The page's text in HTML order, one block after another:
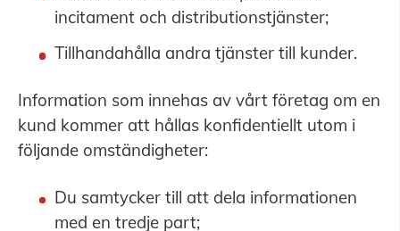
incitament och distributionstjänster;
Tillhandahålla andra tjänster till kunder.
Information som innehas av vårt företag om en
kund kommer att hållas konfidentiellt utom i
följande omständigheter:
Du samtycker till att dela informationen
med en tredje part;